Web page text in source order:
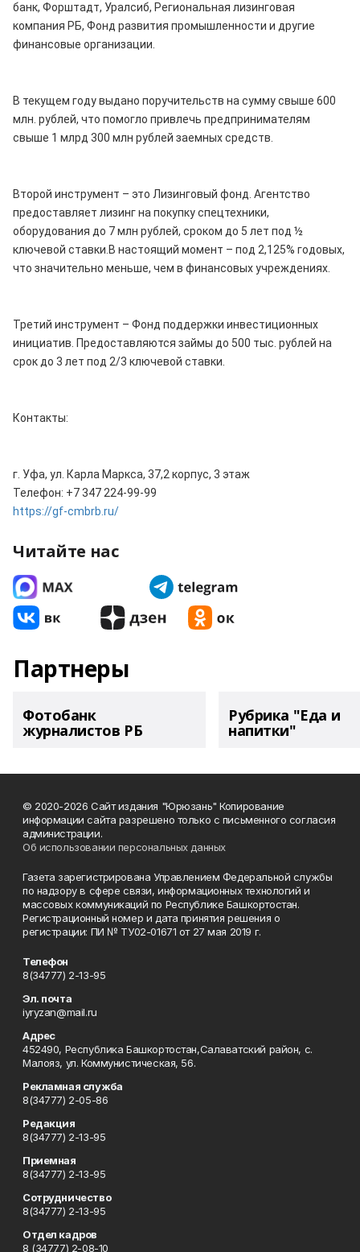
банк, Форштадт, Уралсиб, Региональная лизинговая
компания РБ, Фонд развития промышленности и другие
финансовые организации.
В текущем году выдано поручительств на сумму свыше 600
млн. рублей, что помогло привлечь предпринимателям
свыше 1 млрд 300 млн рублей заемных средств.
Второй инструмент – это Лизинговый фонд. Агентство
предоставляет лизинг на покупку спецтехники,
оборудования до 7 млн рублей, сроком до 5 лет под ½
ключевой ставки.В настоящий момент – под 2,125% годовых,
что значительно меньше, чем в финансовых учреждениях.
Третий инструмент – Фонд поддержки инвестиционных
инициатив. Предоставляются займы до 500 тыс. рублей на
срок до 3 лет под 2/3 ключевой ставки.
Контакты:
г. Уфа, ул. Карла Маркса, 37,2 корпус, 3 этаж
Телефон: +7 347 224-99-99
https://gf-cmbrb.ru/
Читайте нас
Партнеры
Фотобанк
журналистов РБ
Рубрика "Еда и
напитки"
© 2020-2026 Сайт издания "Юрюзань" Копирование
информации сайта разрешено только с письменного согласия
администрации.
Об использовании персональных данных
Газета зарегистрирована Управлением Федеральной службы
по надзору в сфере связи, информационных технологий и
массовых коммуникаций по Республике Башкортостан.
Регистрационный номер и дата принятия решения о
регистрации: ПИ № ТУ02-01671 от 27 мая 2019 г.
Телефон
8(34777) 2-13-95
Эл. почта
iyryzan@mail.ru
Адрес
452490, Республика Башкортостан,Салаватский район, с.
Малояз, ул. Коммунистическая, 56.
Рекламная служба
8(34777) 2-05-86
Редакция
8(34777) 2-13-95
Приемная
8(34777) 2-13-95
Сотрудничество
8(34777) 2-13-95
Отдел кадров
8 (34777) 2-08-10